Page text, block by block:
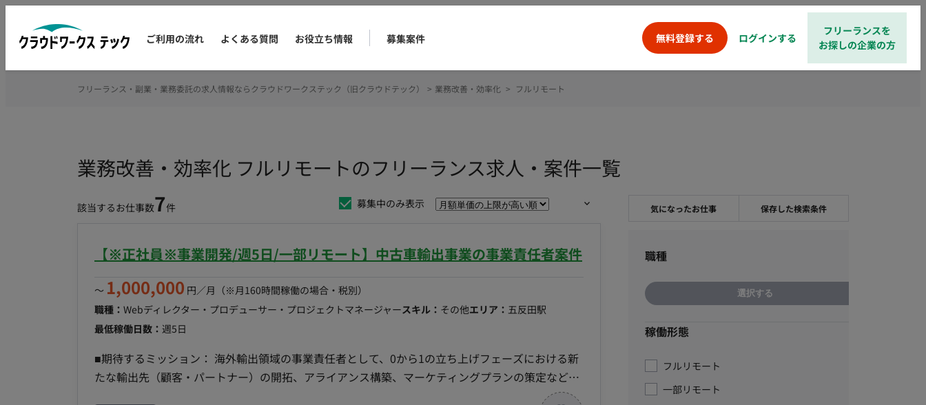
ご利用の流れ よくある質問 お役立ち情報 募集案件 無料登録する ログインする
フリーランスを
お探しの企業の方
業務改善・効率化 フルリモートのフリーランス求人・案件一覧
該当するお仕事数7件 募集中のみ表示
【※正社員※事業開発/週5日/一部リモート】中古車輸出事業の事業責任者案件
〜 1,000,000 円／月 （※月160時間稼働の場合・税別）
職種： Webディレクター・プロデューサー・プロジェクトマネージャースキル： その他エリア： 五反田駅
最低稼働日数： 週5日
■期待するミッション： 海外輸出領域の事業責任者として、0から1の立ち上げフェーズにおける新
たな輸出先（顧客・パートナー）の開拓、アライアンス構築、マーケティングプランの策定などを
牽引し、短期的な事業の安定化と中長期的な規模拡大（売上・利益の創出）を実現すること。 ■業
気になったお仕事 保存した検索条件
職種
選択する
稼働形態
フルリモート
一部リモート
フリーランス・副業・業務委託の求人情報ならクラウドワークステック（旧クラウドテック） > 業務改善・効率化 > フルリモート